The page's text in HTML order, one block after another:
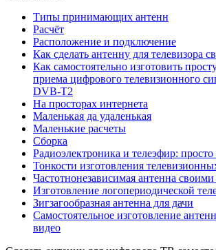
Типы принимающих антенн
Расчёт
Расположение и подключение
Как сделать антенну для телевизора
Как самостоятельно изготовить
приема цифрового телевизионного
DVB-T2
На просторах интернета
Маленькая да удаленькая
Маленькие расчеты
Сборка
Радиоэлектроника и телеэфир:
Тонкости изготовления
Частотнонезависимая антенна
Изготовление логопериодической
Зигзагообразная антенна для дачи
Самостоятельное изготовление
видео